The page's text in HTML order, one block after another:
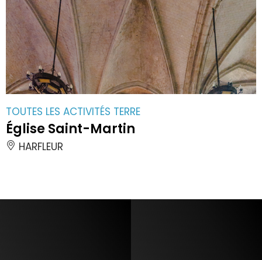
TOUTES LES ACTIVITÉS TERRE
Église Saint-Martin
HARFLEUR